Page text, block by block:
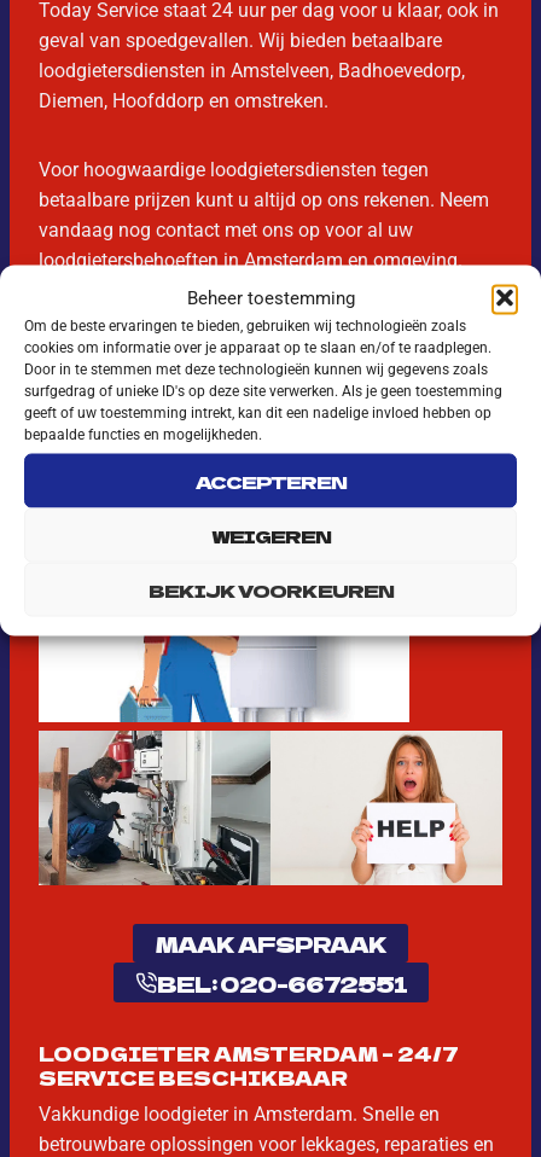
Beheer toestemming
Om de beste ervaringen te bieden, gebruiken wij technologieën zoals
cookies om informatie over je apparaat op te slaan en/of te raadplegen.
Door in te stemmen met deze technologieën kunnen wij gegevens zoals
surfgedrag of unieke ID's op deze site verwerken. Als je geen toestemming
geeft of uw toestemming intrekt, kan dit een nadelige invloed hebben op
bepaalde functies en mogelijkheden.
ACCEPTEREN
WEIGEREN
BEKIJK VOORKEUREN
Today Service staat 24 uur per dag voor u klaar, ook in
geval van spoedgevallen. Wij bieden betaalbare
loodgietersdiensten in Amstelveen, Badhoevedorp,
Diemen, Hoofddorp en omstreken.
Voor hoogwaardige loodgietersdiensten tegen
betaalbare prijzen kunt u altijd op ons rekenen. Neem
vandaag nog contact met ons op voor al uw
loodgietersbehoeften in Amsterdam en omgeving.
Today Service – Uw betrouwbare partner voor
loodgieterswerkzaamheden in Amsterdam.
MAAK AFSPRAAK
BEL: 020-6672551
LOODGIETER AMSTERDAM – 24/7
SERVICE BESCHIKBAAR
Vakkundige loodgieter in Amsterdam. Snelle en
betrouwbare oplossingen voor lekkages, reparaties en